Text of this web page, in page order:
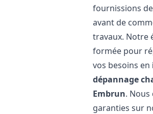
fournissions
avant de
travaux. Notre
formée pour
vos besoins en
dépannage
Embrun.
garanties sur